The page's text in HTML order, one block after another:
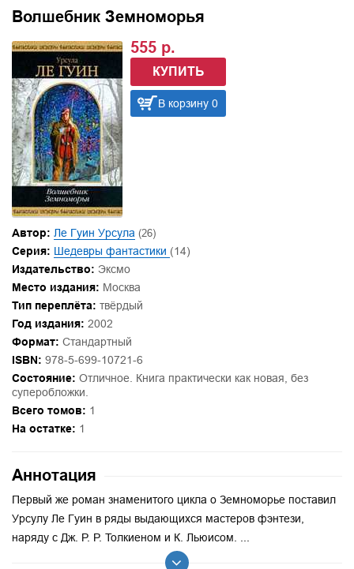
Волшебник Земноморья
555 р.
КУПИТЬ
В корзину 0
Автор: Ле Гуин Урсула (26)
Серия: Шедевры фантастики (14)
Издательство: Эксмо
Место издания: Москва
Тип переплёта: твёрдый
Год издания: 2002
Формат: Стандартный
ISBN: 978-5-699-10721-6
Состояние: Отличное. Книга практически как новая, без
суперобложки.
Всего томов: 1
На остатке: 1
Аннотация
Первый же роман знаменитого цикла о Земноморье поставил
Урсулу Ле Гуин в ряды выдающихся мастеров фэнтези,
наряду с Дж. Р. Р. Толкиеном и К. Льюисом. ...